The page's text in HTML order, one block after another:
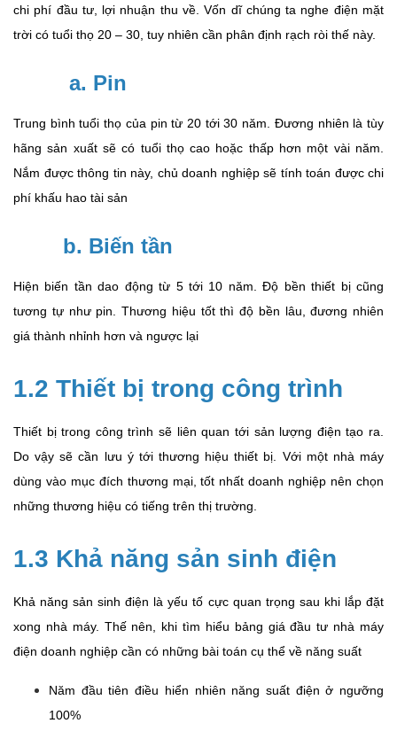
chi phí đầu tư, lợi nhuận thu về. Vốn dĩ chúng ta nghe điện mặt
trời có tuổi thọ 20 – 30, tuy nhiên cần phân định rạch ròi thế này.
a. Pin
Trung bình tuổi thọ của pin từ 20 tới 30 năm. Đương nhiên là tùy
hãng sản xuất sẽ có tuổi thọ cao hoặc thấp hơn một vài năm.
Nắm được thông tin này, chủ doanh nghiệp sẽ tính toán được chi
phí khấu hao tài sản
b. Biến tần
Hiện biến tần dao động từ 5 tới 10 năm. Độ bền thiết bị cũng
tương tự như pin. Thương hiệu tốt thì độ bền lâu, đương nhiên
giá thành nhỉnh hơn và ngược lại
1.2 Thiết bị trong công trình
Thiết bị trong công trình sẽ liên quan tới sản lượng điện tạo ra.
Do vậy sẽ cần lưu ý tới thương hiệu thiết bị. Với một nhà máy
dùng vào mục đích thương mại, tốt nhất doanh nghiệp nên chọn
những thương hiệu có tiếng trên thị trường.
1.3 Khả năng sản sinh điện
Khả năng sản sinh điện là yếu tố cực quan trọng sau khi lắp đặt
xong nhà máy. Thế nên, khi tìm hiểu bảng giá đầu tư nhà máy
điện doanh nghiệp cần có những bài toán cụ thể về năng suất
Năm đầu tiên điều hiển nhiên năng suất điện ở ngưỡng
100%